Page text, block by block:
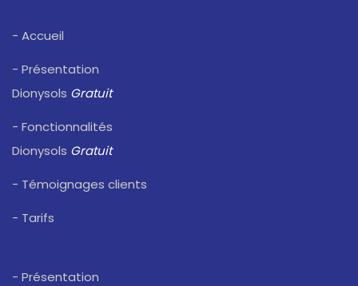
- Accueil
- Présentation
Dionysols Gratuit
- Fonctionnalités
Dionysols Gratuit
- Témoignages clients
- Tarifs
- Présentation